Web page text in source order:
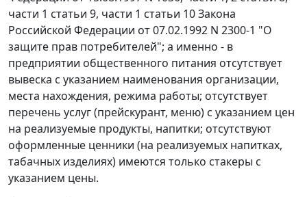
части 1 статьи 9, части 1 статьи 10Закона
Российской Федерации от 07.02.1992 N 2300-1 "О
защите прав потребителей"; а именно - в
предприятии общественного питания отсутствует
вывеска с указанием наименования организации,
места нахождения, режима работы; отсутствует
перечень услуг (прейскурант, меню) с указанием цен
на реализуемые продукты, напитки; отсутствуют
оформленные ценники (на реализуемых напитках,
табачных изделиях) имеются только стакеры с
указанием цены.